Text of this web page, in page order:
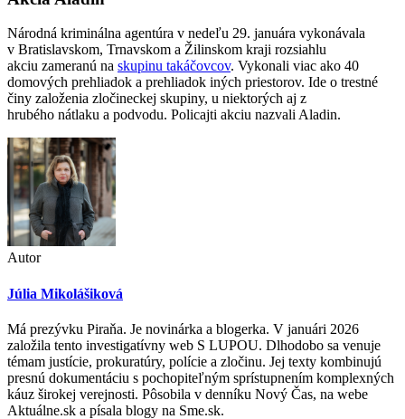
Národná kriminálna agentúra v nedeľu 29. januára vykonávala
v Bratislavskom, Trnavskom a Žilinskom kraji rozsiahlu
akciu zameranú na skupinu takáčovcov. Vykonali viac ako 40
domových prehliadok a prehliadok iných priestorov. Ide o trestné
činy založenia zločineckej skupiny, u niektorých aj z
hrubého nátlaku a podvodu. Policajti akciu nazvali Aladin.
Autor
Júlia Mikolášiková
Má prezývku Piraňa. Je novinárka a blogerka. V januári 2026
založila tento investigatívny web S LUPOU. Dlhodobo sa venuje
témam justície, prokuratúry, polície a zločinu. Jej texty kombinujú
presnú dokumentáciu s pochopiteľným sprístupnením komplexných
káuz širokej verejnosti. Pôsobila v denníku Nový Čas, na webe
Aktuálne.sk a písala blogy na Sme.sk.